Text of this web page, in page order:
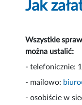
Jak
Wszystkie
można ustalić:
- telefonicznie:
- mailowo:
- osobiście w